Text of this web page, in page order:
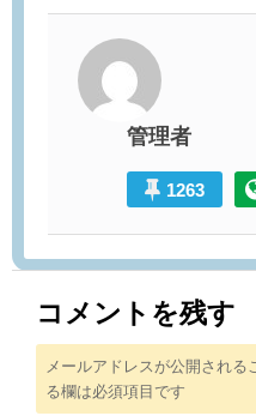
管理者
1263
コメントを残す
メールアドレスが公開される
る欄は必須項目です